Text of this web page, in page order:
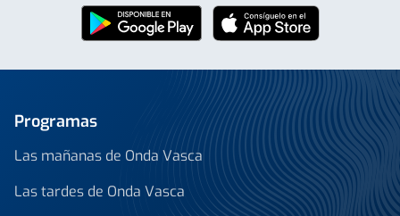
Programas
Las mañanas de Onda Vasca
Las tardes de Onda Vasca